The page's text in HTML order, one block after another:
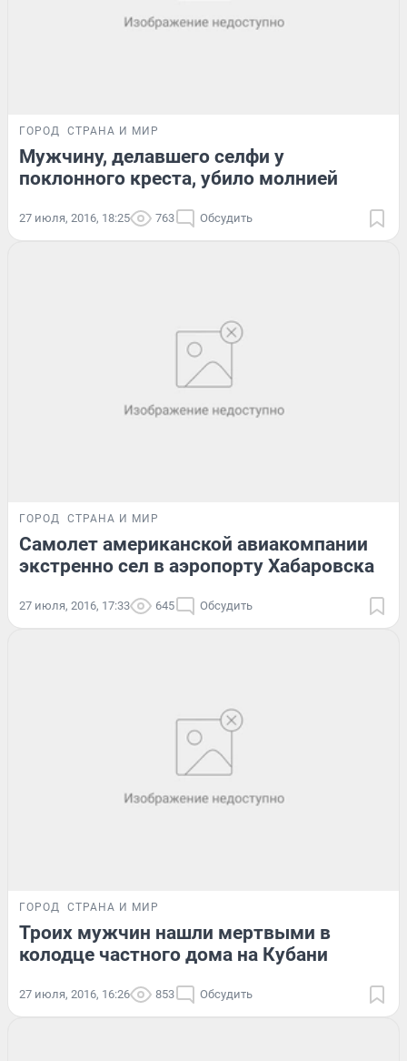
ГОРОД СТРАНА И МИР
Мужчину, делавшего селфи у
поклонного креста, убило молнией
27 июля, 2016, 18:25 763 Обсудить
ГОРОД СТРАНА И МИР
Самолет американской авиакомпании
экстренно сел в аэропорту Хабаровска
27 июля, 2016, 17:33 645 Обсудить
ГОРОД СТРАНА И МИР
Троих мужчин нашли мертвыми в
колодце частного дома на Кубани
27 июля, 2016, 16:26 853 Обсудить